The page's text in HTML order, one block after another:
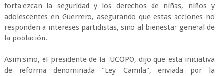
fortalezcan la seguridad y los derechos de niñas, niños y
adolescentes en Guerrero, asegurando que estas acciones no
responden a intereses partidistas, sino al bienestar general de
la población.
Asimismo, el presidente de la JUCOPO, dijo que esta iniciativa
de reforma denominada "Ley Camila", enviada por la